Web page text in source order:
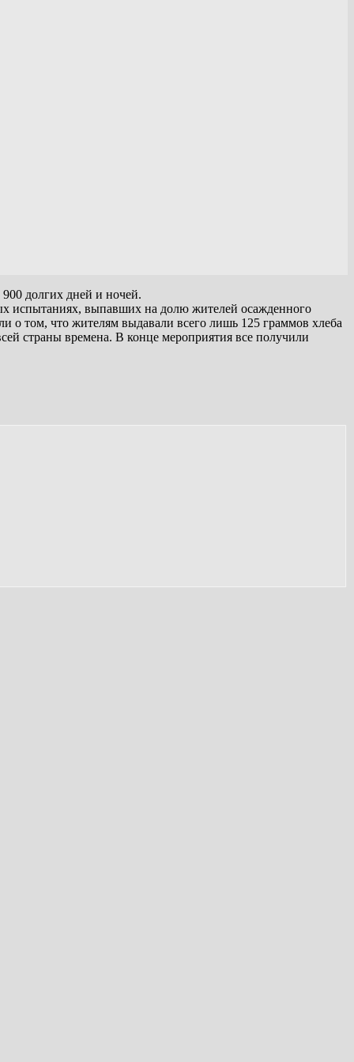
900 долгих дней и ночей.
испытаниях, выпавших на долю жителей осажденного
о том, что жителям выдавали всего лишь 125 граммов хлеба
страны времена. В конце мероприятия все получили